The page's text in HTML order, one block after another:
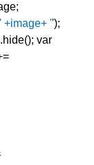
+image+ '');
var